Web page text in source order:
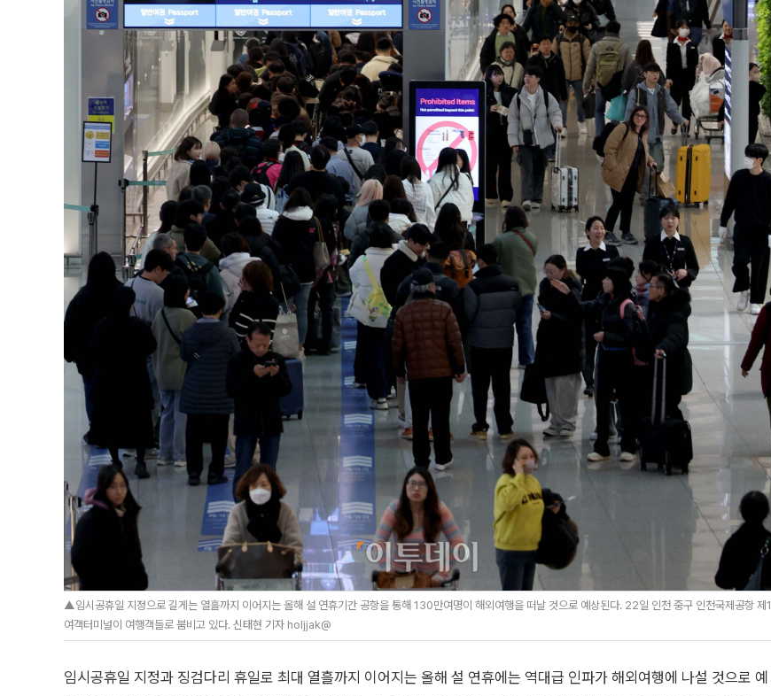
▲임시공휴일 지정으로 길게는 열흘까지 이어지는 올해 설 연휴기간 공항을 통해 130만여명이 해외여행을 떠날 것으로 예상된다. 22일 인천 중구 인천국제공항 제1
여객터미널이 여행객들로 붐비고 있다. 신태현 기자 holjjak@
임시공휴일 지정과 징검다리 휴일로 최대 열흘까지 이어지는 올해 설 연휴에는 역대급 인파가 해외여행에 나설 것으로 예